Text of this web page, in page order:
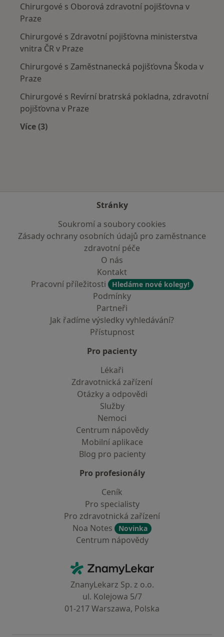
Chirurgové s Oborová zdravotní pojišťovna v
Praze
Chirurgové s Zdravotní pojišťovna ministerstva
vnitra ČR v Praze
Chirurgové s Zaměstnanecká pojišťovna Škoda v
Praze
Chirurgové s Revírní bratrská pokladna, zdravotní
pojišťovna v Praze
Více (3)
Stránky
Soukromí a soubory cookies
Zásady ochrany osobních údajů pro zaměstnance
zdravotní péče
O nás
Kontakt
Pracovní příležitosti
Hledáme nové kolegy!
Podmínky
Partneři
Jak řadíme výsledky vyhledávání?
Přístupnost
Pro pacienty
Lékaři
Zdravotnická zařízení
Otázky a odpovědi
Služby
Nemoci
Centrum nápovědy
Mobilní aplikace
Blog pro pacienty
Pro profesionály
Ceník
Pro specialisty
Pro zdravotnická zařízení
Noa Notes
Novinka
Centrum nápovědy
ZnamyLekar - Hlavní stránka
ZnanyLekarz Sp. z o.o.
ul. Kolejowa 5/7
01-217 Warszawa, Polska